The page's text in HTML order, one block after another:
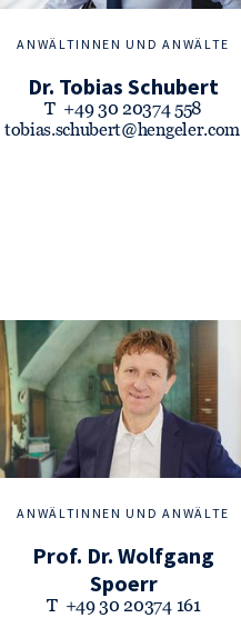
ANWÄLTINNEN UND ANWÄLTE
Dr. Tobias Schubert
T +49 30 20374 558
tobias.schubert@hengeler.com
ANWÄLTINNEN UND ANWÄLTE
Prof. Dr. Wolfgang
Spoerr
T +49 30 20374 161